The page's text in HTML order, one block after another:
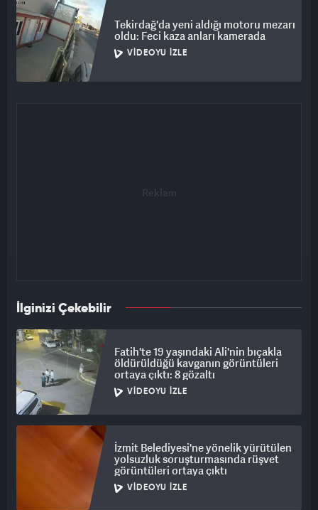
Tekirdağ'da yeni aldığı motoru mezarı
oldu: Feci kaza anları kamerada
VIDEOYU İZLE
İlginizi Çekebilir
Fatih'te 19 yaşındaki Ali'nin bıçakla
öldürüldüğü kavganın görüntüleri
ortaya çıktı: 8 gözaltı
VIDEOYU İZLE
İzmit Belediyesi'ne yönelik yürütülen
yolsuzluk soruşturmasında rüşvet
görüntüleri ortaya çıktı
VIDEOYU İZLE